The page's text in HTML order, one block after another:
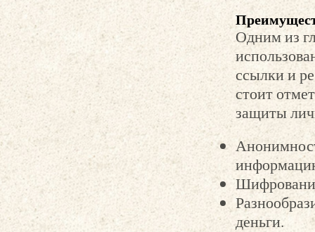
Одним из
ссылки и
стоит
защиты
деньги.